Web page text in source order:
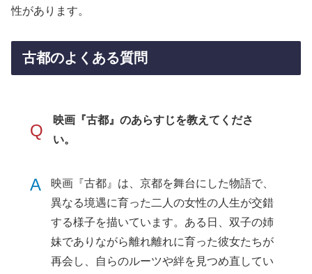
性があります。
古都のよくある質問
Q
映画『古都』のあらすじを教えてくださ
い。
A
映画『古都』は、京都を舞台にした物語で、
異なる境遇に育った二人の女性の人生が交錯
する様子を描いています。ある日、双子の姉
妹でありながら離れ離れに育った彼女たちが
再会し、自らのルーツや絆を見つめ直してい